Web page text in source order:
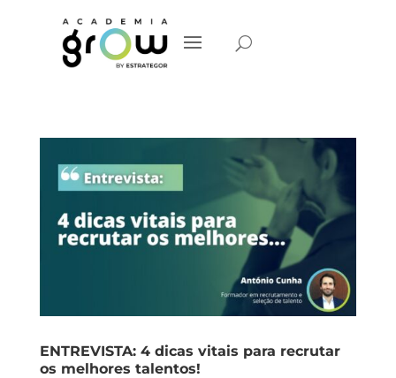
ENTREVISTA: 4 dicas vitais para recrutar
os melhores talentos!